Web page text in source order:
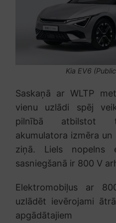
Kia EV6
Saskaņā ar WLTP
vienu uzlādi spēj
pilnībā atbilstot
akumulatora izmēra
ziņā. Liels nopelns
sasniegšanā ir 800 V
Elektromobiļus ar
uzlādēt ievērojami
apgādātajiem